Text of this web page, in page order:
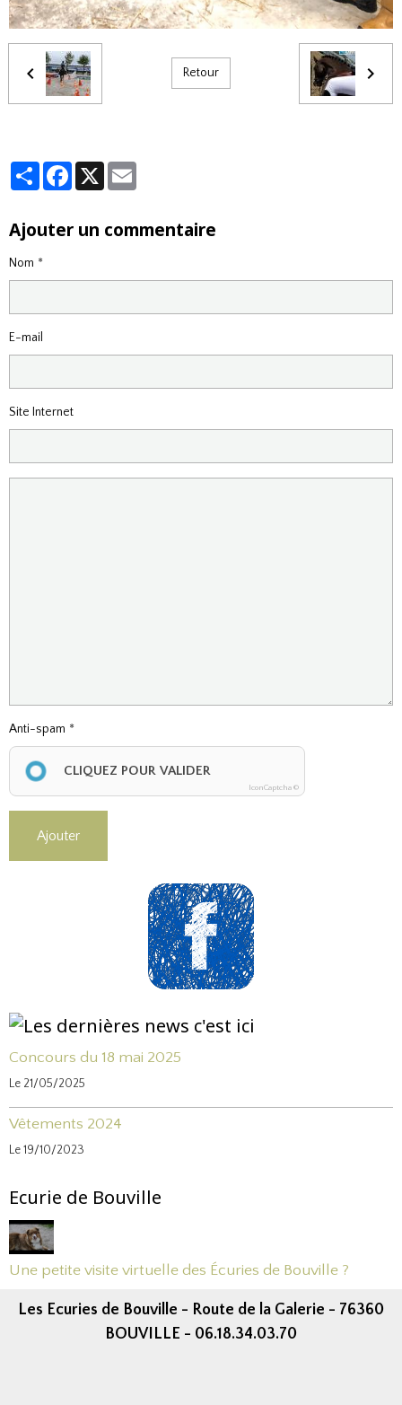
Retour
PartagerFacebook
X
Ajouter un commentaire
Nom
E-mail
Site Internet
Anti-spam
CLIQUEZ POUR VALIDER
IconCaptcha ©
Ajouter
Concours du 18 mai 2025
Le 21/05/2025
Vêtements 2024
Le 19/10/2023
Ecurie de Bouville
Une petite visite virtuelle des Écuries de Bouville ?
Les Ecuries de Bouville - Route de la Galerie - 76360
BOUVILLE - 06.18.34.03.70